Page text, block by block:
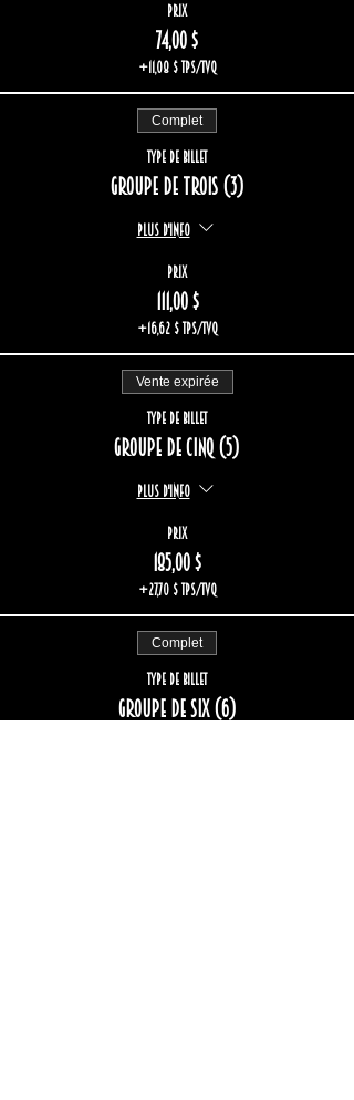
Prix
74,00 $
+11,08 $ TPS/TVQ
Complet
Type de billet
Groupe de trois (3)
Plus d'info
Prix
111,00 $
+16,62 $ TPS/TVQ
Vente expirée
Type de billet
Groupe de cinq (5)
Plus d'info
Prix
185,00 $
+27,70 $ TPS/TVQ
Complet
Type de billet
Groupe de six (6)